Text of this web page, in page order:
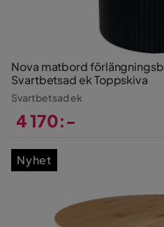
Nova matbord
Svartbetsad ek Toppskiva
Svartbetsad ek
4 170:-
Nyhet